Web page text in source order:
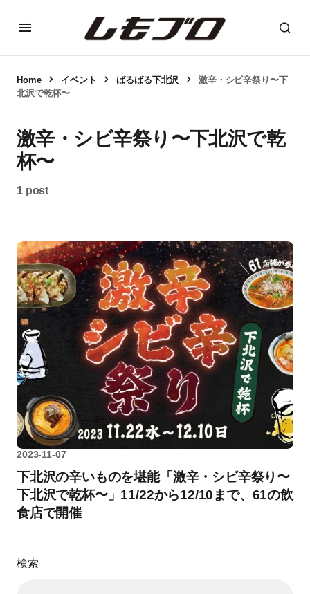
Home イベント ばるばる下北沢
激辛・シビ辛祭り〜下
北沢で乾杯〜
激辛・シビ辛祭り〜下北沢で乾
杯〜
1 post
2023-11-07
下北沢の辛いものを堪能「激辛・シビ辛祭り〜
下北沢で乾杯〜」11/22から12/10まで、61の飲
食店で開催
検索